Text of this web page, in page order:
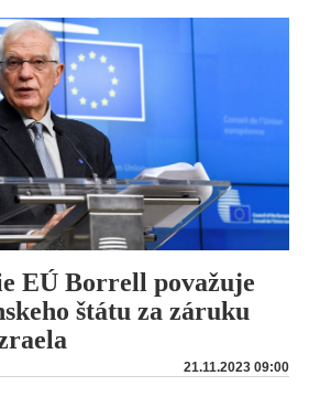
EÚ Borrell považuje
štátu za záruku
21.11.2023 09:00